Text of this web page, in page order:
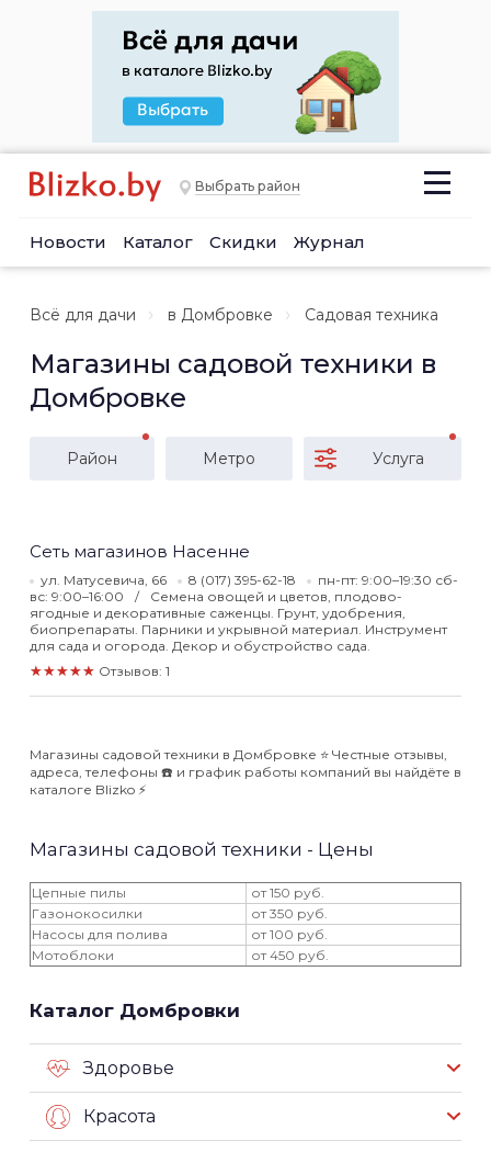
Выбрать район
Новости Каталог Скидки Журнал
Всё для дачи в Домбровке Садовая техника
Магазины садовой техники в
Домбровке
Район Метро Услуга
Сеть магазинов Насенне
ул. Матусевича, 66 8 (017) 395-62-18
пн-пт: 9:00–19:30 сб-
вс: 9:00–16:00
Семена овощей и цветов, плодово-
ягодные и декоративные саженцы. Грунт, удобрения,
биопрепараты. Парники и укрывной материал. Инструмент
для сада и огорода. Декор и обустройство сада.
★★★★★ Отзывов: 1
Магазины садовой техники в Домбровке ⭐️ Честные отзывы,
адреса, телефоны ☎️ и график работы компаний вы найдёте в
каталоге Blizko ⚡️
Магазины садовой техники - Цены
Цепные пилы
от 150 руб.
Газонокосилки
от 350 руб.
Насосы для полива
от 100 руб.
Мотоблоки
от 450 руб.
Каталог Домбровки
Здоровье
Красота